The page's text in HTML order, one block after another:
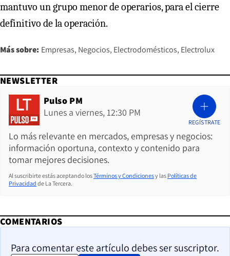
mantuvo un grupo menor de operarios, para el cierre
definitivo de la operación.
Más sobre: Empresas Negocios Electrodomésticos Electrolux
NEWSLETTER
Pulso PM
Lunes a viernes, 12:30 PM
Lo más relevante en mercados, empresas y negocios:
información oportuna, contexto y contenido para
tomar mejores decisiones.
REGÍSTRATE
Al suscribirte estás aceptando losTérminos y Condicionesy las Políticas de
Privacidad de La Tercera.
COMENTARIOS
Para comentar este artículo debes ser suscriptor.